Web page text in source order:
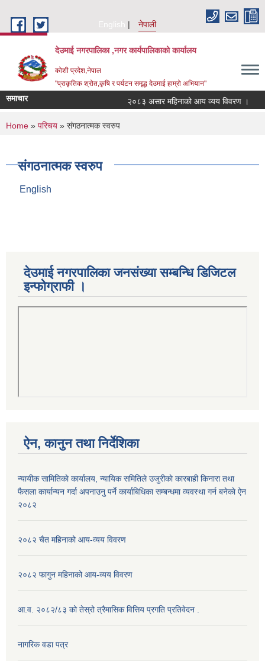
English
नेपाली
देउमाई नगरपालिका ,नगर कार्यपालिकाको कार्यालय
कोशी प्रदेश,नेपाल
"प्राकृतिक श्रोत,कृषि र पर्यटन समृद्ध देउमाई हाम्रो अभियान"
समाचार २०८३ असार महिनाको आय व्यय विवरण ।
You are here
Home » परिचय » संगठनात्मक स्वरुप
संगठनात्मक स्वरुप
English
देउमाई नगरपालिका जनसंख्या सम्बन्धि डिजिटल
इन्फोग्राफी ।
ऐन, कानुन तथा निर्देशिका
न्यायीक सामितिकाे कार्यालय, न्यायिक समितिले उजुरीकाे कारबाही किनारा तथा
फैसला कार्यान्यन गर्दा अपनाउनु पर्ने कार्याबिधिका सम्बन्धमा व्यवस्था गर्न बनेकाे ऐन
२०८२
२०८२ चैत महिनाको आय-व्यय विवरण
२०८२ फागुन महिनाको आय-व्यय विवरण
आ.व. २०८२/८३ को तेस्रो त्रैमासिक वित्तिय प्रगति प्रतिवेदन .
नागरिक वडा पत्र